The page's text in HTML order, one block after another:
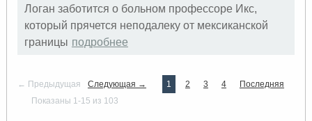
Логан заботится о больном профессоре Икс,
который прячется неподалеку от мексиканской
границы подробнее
← Предыдущая Следующая → 1 2 3 4
Последняя
Показаны 1-15 из 103